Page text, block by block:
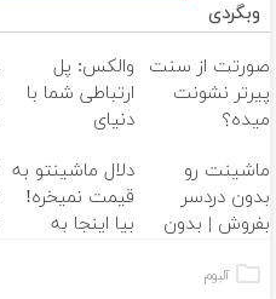
وبگردی
صورتت از سنت
پیرتر نشونت
میده؟
می‌گردونه
والکس: پل
ارتباطی شما با
دنیای
دیجیتال
ماشینت رو
بدون دردسر
بفروش | بدون
دلال ماشینتو به
قیمت نمیخره!
بیا اینجا به
آلبوم